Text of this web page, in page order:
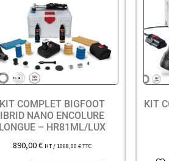
KIT COMPLET BIGFOOT
IBRID NANO ENCOLURE
LONGUE – HR81ML/LUX
890,00€ HT /1068,00 €TTC
KIT